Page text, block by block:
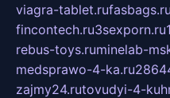
viagra-tablet.rufasbags.ru
fincontech.ru3sexporn.ru
rebus-toys.ruminelab-
medsprawo-4-ka.ru
zajmy24.rutovudyi-4-